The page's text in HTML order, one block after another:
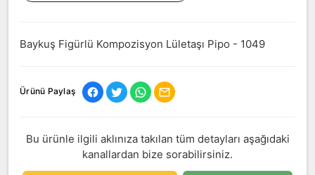
Baykuş Figürlü Kompozisyon Lületaşı Pipo - 1049
Ürünü Paylaş
Bu ürünle ilgili aklınıza takılan tüm detayları aşağıdaki
kanallardan bize sorabilirsiniz.